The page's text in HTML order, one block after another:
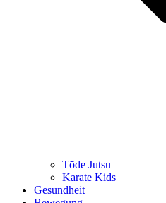
Tōde Jutsu
Kara­te Kids
Gesund­heit